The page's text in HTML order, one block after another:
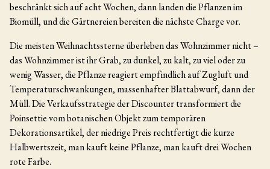
beschränkt sich auf acht Wochen, dann landen die Pflanzen im
Biomüll, und die Gärtnereien bereiten die nächste Charge vor.
Die meisten Weihnachtssterne überleben das Wohnzimmer nicht –
das Wohnzimmer ist ihr Grab, zu dunkel, zu kalt, zu viel oder zu
wenig Wasser, die Pflanze reagiert empfindlich auf Zugluft und
Temperaturschwankungen, massenhafter Blattabwurf, dann der
Müll. Die Verkaufsstrategie der Discounter transformiert die
Poinsettie vom botanischen Objekt zum temporären
Dekorationsartikel, der niedrige Preis rechtfertigt die kurze
Halbwertszeit, man kauft keine Pflanze, man kauft drei Wochen
rote Farbe.